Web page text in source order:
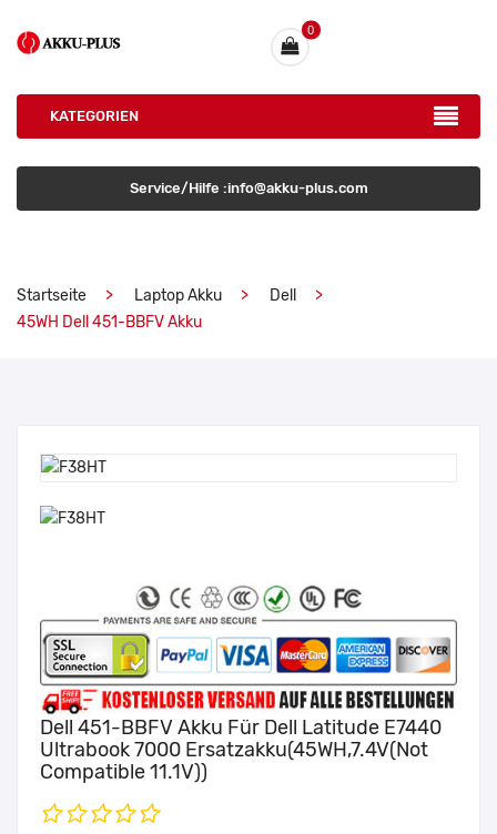
0
KATEGORIEN
Service/Hilfe :info@akku-plus.com
Startseite Laptop Akku
Dell
45WH Dell 451-BBFV Akku
Dell 451-BBFV Akku Für Dell Latitude E7440
Ultrabook 7000 Ersatzakku(45WH,7.4V(Not
Compatible 11.1V))